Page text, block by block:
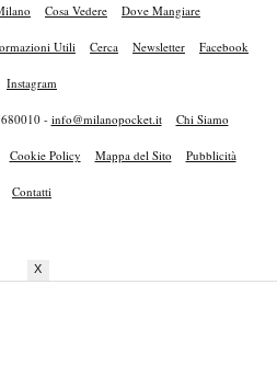
Cosa Vedere Dove Mangiare
Utili Cerca Newsletter Facebook
Instagram
- info@milanopocket.it Chi Siamo
Cookie Policy Mappa del Sito Pubblicità
Contatti
X